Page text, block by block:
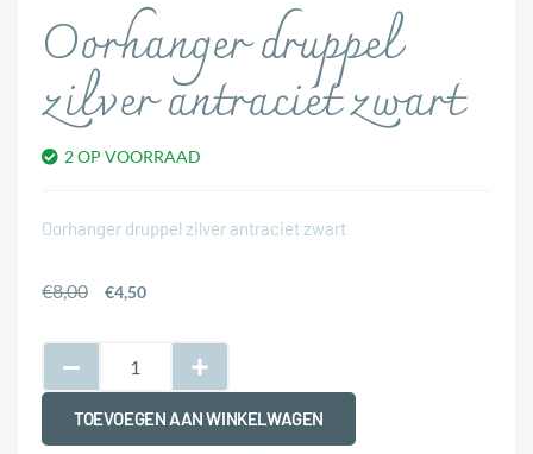
Oorhanger druppel
zilver antraciet zwart
2 OP VOORRAAD
Oorhanger druppel zilver antraciet zwart
€8,00 €4,50
TOEVOEGEN AAN WINKELWAGEN